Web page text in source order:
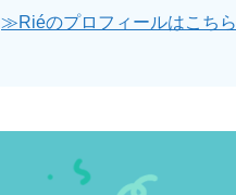
≫Riéのプロフィールはこちら